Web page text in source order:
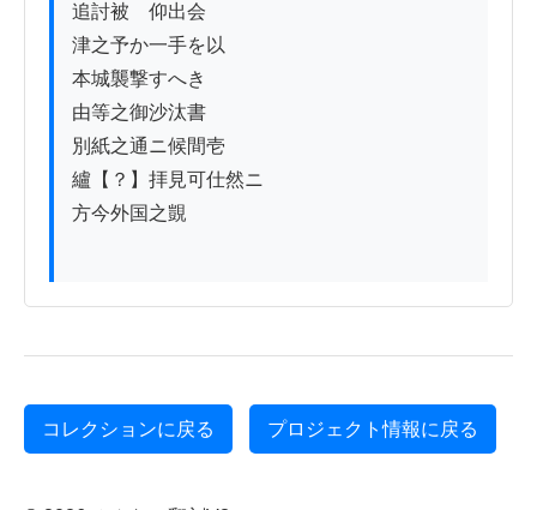
追討被　仰出会
津之予か一手を以
本城襲撃すへき
由等之御沙汰書
別紙之通ニ候間壱
纑【？】拝見可仕然ニ
方今外国之覬
コレクションに戻る プロジェクト情報に戻る